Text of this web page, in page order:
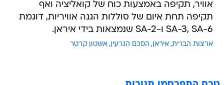
אוויר, תקיפה באמצעות כוח של קואליציה ואף
תקיפה תחת איום של סוללות הגנה אוויריות, דוגמת
SA-3, SA-6 ו-SA-2 שנמצאות בידי איראן.
ארצות הברית איראן הסכם הגרעין אשטון קרטר